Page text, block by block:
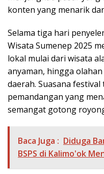
konten yang menarik
Selama tiga hari
Wisata Sumenep 2025
lokal mulai dari wisata
anyaman, hingga
daerah. Suasana
pemandangan yang
semangat gotong
Baca Juga : Diduga
BSPS di Kalimo'ok